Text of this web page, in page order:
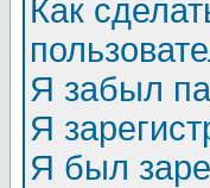
Как
Я забыл
Я
Я был